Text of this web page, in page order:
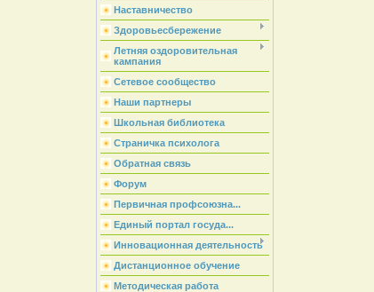
Наставничество
Здоровьесбережение
Летняя оздоровительная
кампания
Сетевое сообщество
Наши партнеры
Школьная библиотека
Страничка психолога
Обратная связь
Форум
Первичная профсоюзна...
Единый портал госуда...
Инновационная деятельность
Дистанционное обучение
Методическая работа